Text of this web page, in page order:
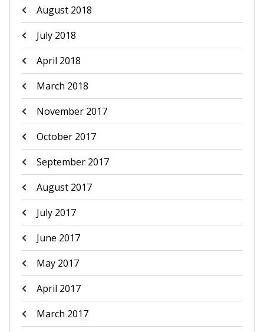
August 2018
July 2018
April 2018
March 2018
November 2017
October 2017
September 2017
August 2017
July 2017
June 2017
May 2017
April 2017
March 2017